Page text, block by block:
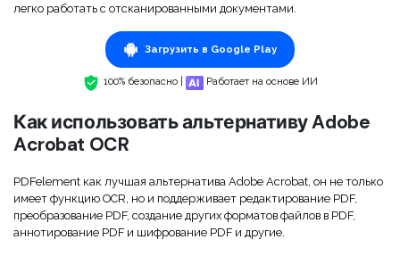
проще
От AI-функций до пакетных инструментов: новый
PDF OCR
Извлечение данных из PDF
Защита PDF паролем
Комплексные решения
Каналы
Канал на YouTube
Сообщество ВКонтакте
Канал Яндекс Дзен
легко работать с отсканированными документами.
Загрузить в Google Play
100% безопасно | Работает на основе ИИ
Как использовать альтернативу Adobe
Acrobat OCR
PDFelement как лучшая альтернатива Adobe Acrobat, он не только
имеет функцию OCR, но и поддерживает редактирование PDF,
преобразование PDF, создание других форматов файлов в PDF,
аннотирование PDF и шифрование PDF и другие.